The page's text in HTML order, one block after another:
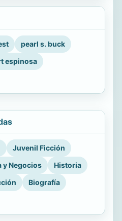
pearl s. buck
espinosa
Juvenil Ficción
y Negocios
Historia
Biografía